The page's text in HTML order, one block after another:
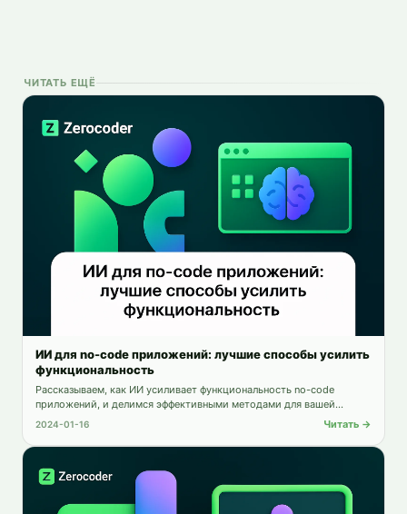
ЧИТАТЬ ЕЩЁ
ИИ для no-code приложений: лучшие способы усилить
функциональность
Рассказываем, как ИИ усиливает функциональность no-code
приложений, и делимся эффективными методами для вашей
разработки.
2024-01-16 Читать →